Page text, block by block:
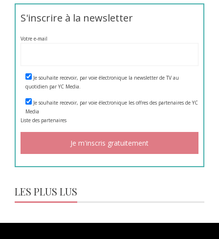
S'inscrire à la newsletter
Votre e-mail
Je souhaite recevoir, par voie électronique la newsletter de TV au
quotidien par YC Media.
Je souhaite recevoir, par voie électronique les offres des partenaires de YC
Media
Liste des partenaires
LES PLUS LUS